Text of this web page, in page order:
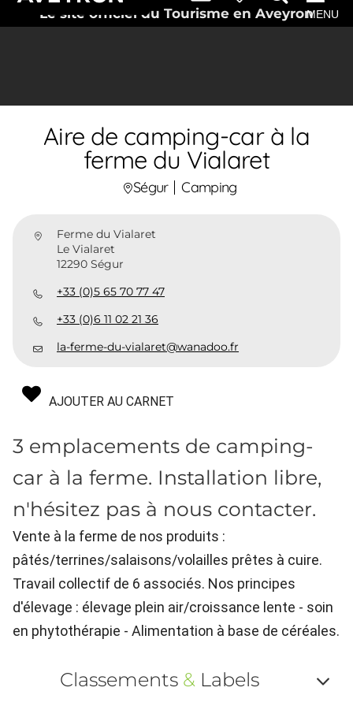
Le site officiel du Tourisme en AveyronMENU
Aire de camping-car à la
ferme du Vialaret
Ségur Camping
Ferme du Vialaret
Le Vialaret
12290 Ségur
+33 (0)5 65 70 77 47
+33 (0)6 11 02 21 36
la-ferme-du-vialaret@wanadoo.fr
AJOUTER AU CARNET
3 emplacements de camping-
car à la ferme. Installation libre,
n'hésitez pas à nous contacter.
Vente à la ferme de nos produits :
pâtés/terrines/salaisons/volailles prêtes à cuire.
Travail collectif de 6 associés. Nos principes
d'élevage : élevage plein air/croissance lente - soin
en phytothérapie - Alimentation à base de céréales.
Classements &Labels